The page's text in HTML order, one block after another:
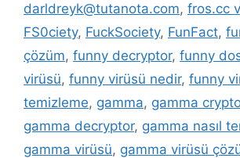
darldreyk@tutanota.com, fros.cc
FS0ciety, FuckSociety, FunFact,
çözüm, funny decryptor, funny
virüsü, funny virüsü nedir, funny
temizleme, gamma, gamma
gamma decryptor, gamma nasıl
gamma virüsü, gamma virüsü